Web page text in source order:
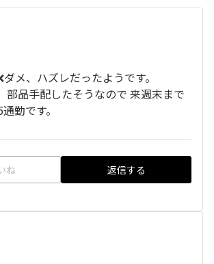
ダメ、ハズレだったようです。
部品手配したそうなので 来週末まで
勤です。
ね 返信する